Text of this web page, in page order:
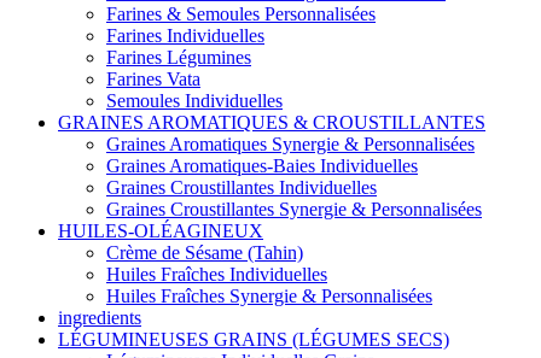
Farines & Semoules Personnalisées
Farines Individuelles
Farines Légumines
Farines Vata
Semoules Individuelles
GRAINES AROMATIQUES & CROUSTILLANTES
Graines Aromatiques Synergie & Personnalisées
Graines Aromatiques-Baies Individuelles
Graines Croustillantes Individuelles
Graines Croustillantes Synergie & Personnalisées
HUILES-OLÉAGINEUX
Crème de Sésame (Tahin)
Huiles Fraîches Individuelles
Huiles Fraîches Synergie & Personnalisées
ingredients
LÉGUMINEUSES GRAINS (LÉGUMES SECS)